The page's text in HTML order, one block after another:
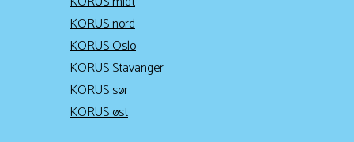
KORUS nord
KORUS Oslo
KORUS Stavanger
KORUS sør
KORUS øst